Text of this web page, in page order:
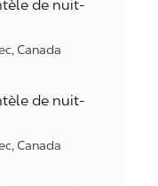
de nuit-
Canada
de nuit-
Canada